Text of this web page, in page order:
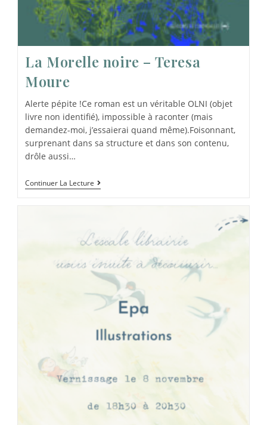
La Morelle noire – Teresa
Moure
Alerte pépite !Ce roman est un véritable OLNI (objet
livre non identifié), impossible à raconter (mais
demandez-moi, j’essaierai quand même).Foisonnant,
surprenant dans sa structure et dans son contenu,
drôle aussi…
Continuer La Lecture